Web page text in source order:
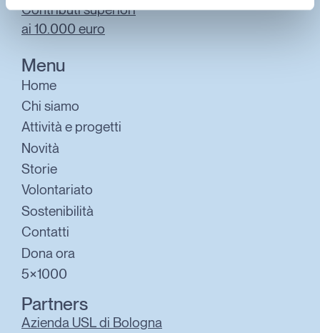
Contributi superiori
ai 10.000 euro
Menu
Home
Chi siamo
Attività e progetti
Novità
Storie
Volontariato
Sostenibilità
Contatti
Dona ora
5×1000
Partners
Azienda USL di Bologna